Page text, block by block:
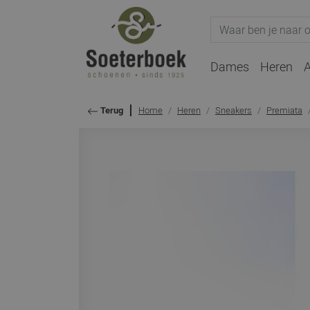
Dames Heren
Terug Home Heren Sneakers Premiata